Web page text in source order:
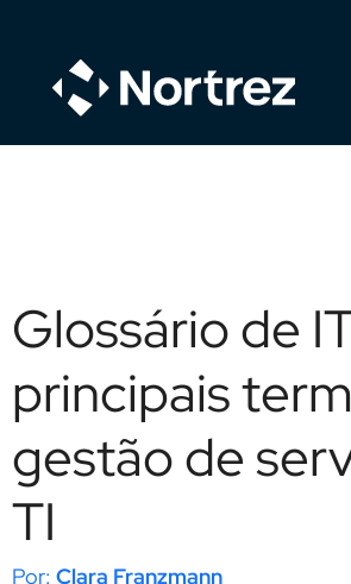
Glossário de
principais
gestão de
TI
Clara Franzmann